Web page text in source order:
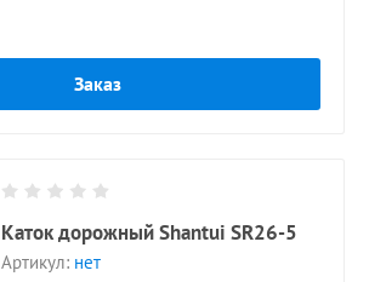
Заказ
Каток дорожный Shantui SR26-5
Артикул: нет